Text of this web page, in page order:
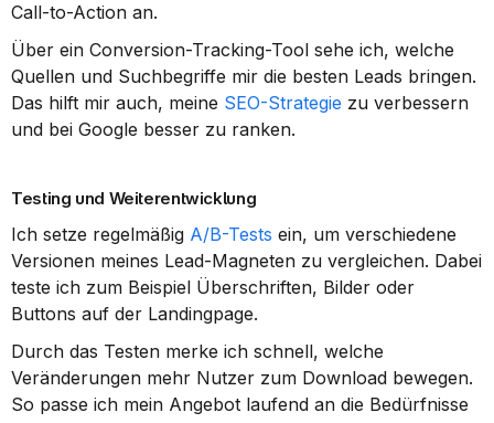
Call-to-Action an.
Über ein Conversion-Tracking-Tool sehe ich, welche
Quellen und Suchbegriffe mir die besten Leads bringen.
Das hilft mir auch, meine SEO-Strategie zu verbessern
und bei Google besser zu ranken.
Testing und Weiterentwicklung
Ich setze regelmäßig A/B-Tests ein, um verschiedene
Versionen meines Lead-Magneten zu vergleichen. Dabei
teste ich zum Beispiel Überschriften, Bilder oder
Buttons auf der Landingpage.
Durch das Testen merke ich schnell, welche
Veränderungen mehr Nutzer zum Download bewegen.
So passe ich mein Angebot laufend an die Bedürfnisse